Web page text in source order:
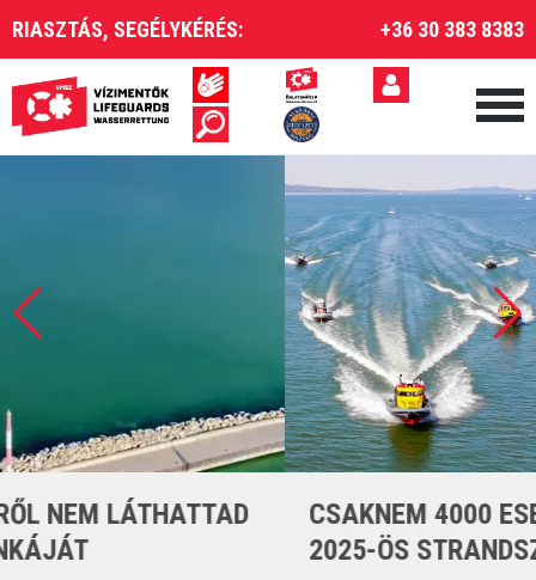
RIASZTÁS, SEGÉLYKÉRÉS: +36 30 383 8383
CSAKNEM 4000 ESETET LÁTTUNK EL A
2025-ÖS STRANDSZEZONBAN